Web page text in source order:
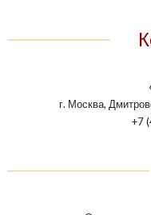
г. Москва,
+7